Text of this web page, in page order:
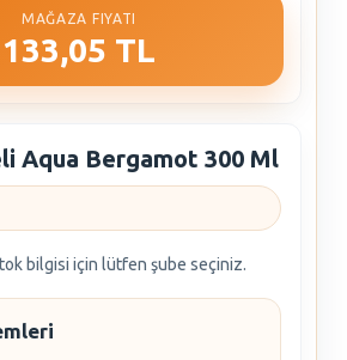
MAĞAZA FIYATI
133,05 TL
Aqua Bergamot 300 Ml
bilgisi için lütfen şube seçiniz.